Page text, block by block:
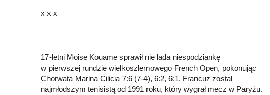
x x x
17-letni Moise Kouame sprawił nie lada niespodziankę
w pierwszej rundzie wielkoszlemowego French Open, pokonując
Chorwata Marina Cilicia 7:6 (7-4), 6:2, 6:1. Francuz został
najmłodszym tenisistą od 1991 roku, który wygrał mecz w Paryżu.